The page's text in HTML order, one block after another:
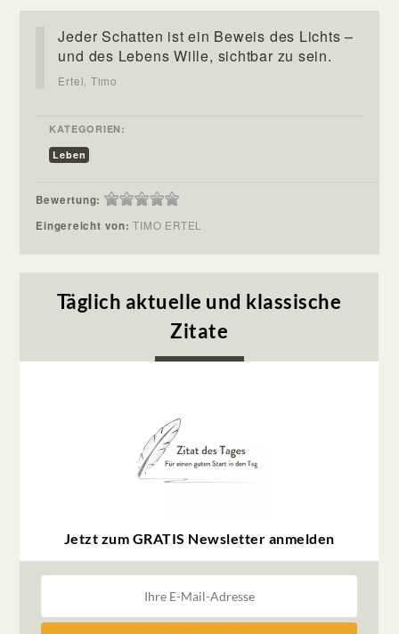
Jeder Schatten ist ein Beweis des Lichts –
und des Lebens Wille, sichtbar zu sein.
Ertel, Timo
KATEGORIEN:
Leben
Bewertung:
Eingereicht von:TIMO ERTEL